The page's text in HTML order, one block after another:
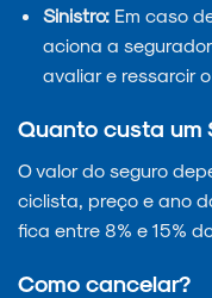
Sinistro:Em caso
aciona a
avaliar e ressarcir
Quanto custa um
O valor do seguro
ciclista, preço e ano
fica entre 8% e 15%
Como cancelar?